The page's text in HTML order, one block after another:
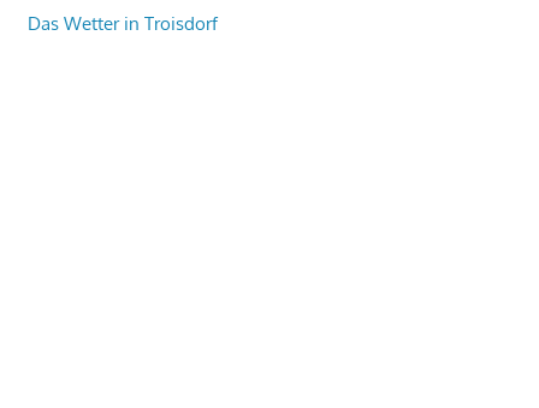
Das Wetter in Troisdorf